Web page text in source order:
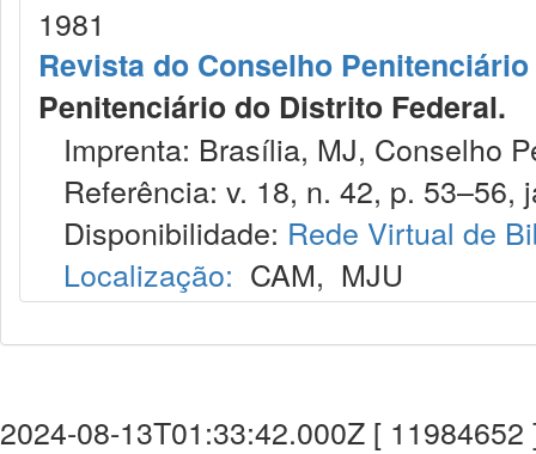
1981
Revista do Conselho
Penitenciário do Distrito Federal.
Imprenta: Brasília, MJ, Conselho
Referência: v. 18, n. 42, p. 53–56,
Disponibilidade: Rede Virtual de
Localização: CAM, MJU
2024-08-13T01:33:42.000Z [ 11984652